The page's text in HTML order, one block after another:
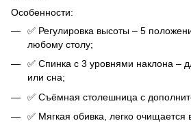
Особенности:
✅ Регулировка высоты – 5
любому столу;
✅ Спинка с 3 уровнями наклона –
или сна;
✅ Съёмная столешница с
✅ Мягкая обивка, легко